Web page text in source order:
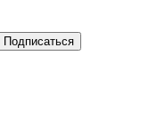
Подписаться